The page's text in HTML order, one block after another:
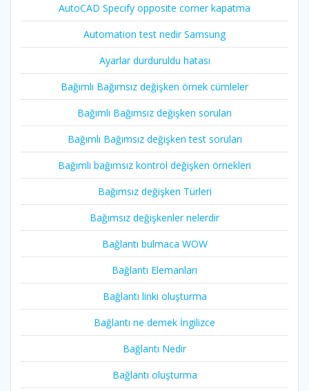
AutoCAD Specify opposite corner kapatma
Automation test nedir Samsung
Ayarlar durduruldu hatası
Bağımlı Bağımsız değişken örnek cümleler
Bağımlı Bağımsız değişken soruları
Bağımlı Bağımsız değişken test soruları
Bağımlı bağımsız kontrol değişken örnekleri
Bağımsız değişken Türleri
Bağımsız değişkenler nelerdir
Bağlantı bulmaca WOW
Bağlantı Elemanları
Bağlantı linki oluşturma
Bağlantı ne demek İngilizce
Bağlantı Nedir
Bağlantı oluşturma